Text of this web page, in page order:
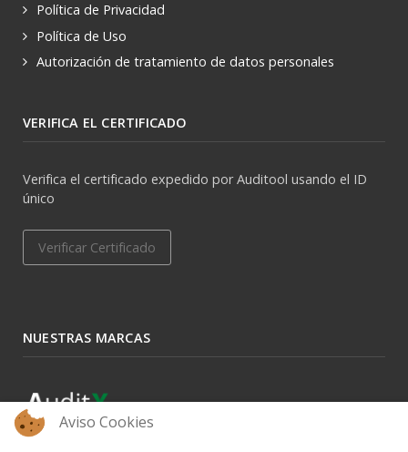
Política de Privacidad
Política de Uso
Autorización de tratamiento de datos personales
VERIFICA EL CERTIFICADO
Verifica el certificado expedido por Auditool usando el ID
único
Verificar Certificado
NUESTRAS MARCAS
Aviso Cookies